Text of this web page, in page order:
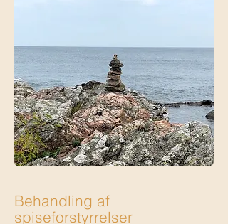
Behandling af
spiseforstyrrelser